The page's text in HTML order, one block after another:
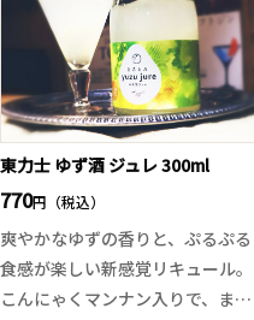
テーマに当製品は2年前に誕生。
4種の中で最も寒菊らしい設計で
すが、宝石をテーマにしているの
でエレガントでなめらかな質感を
目指しています。特別な仕込みと
処理を行うためいつもより量が少
なくなっておりますので、一日で
4種同時リリース！
飲み比べしていただくのも良し、
気になるものだけお愉しみいただ
くのも良しです！新たな寒菊をお
東力士 ゆず酒 ジュレ 300ml
770円（税込）
爽やかなゆずの香りと、ぷるぷる
食感が楽しい新感覚リキュール。
こんにゃくマンナン入りで、まる